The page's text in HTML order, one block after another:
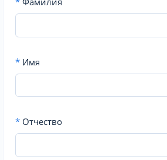
* Имя
* Отчество